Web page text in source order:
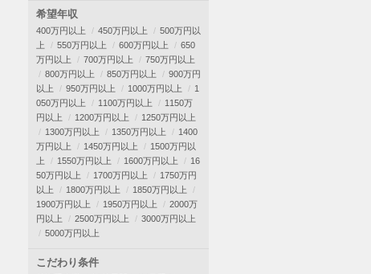
希望年収
400万円以上 450万円以上
500万円以
上
550万円以上 600万円以上
650
万円以上
700万円以上
750万円以上
800万円以上
850万円以上
900万円
以上
950万円以上 1000万円以上
1
050万円以上
1100万円以上
1150万
円以上
1200万円以上
1250万円以上
1300万円以上
1350万円以上
1400
万円以上
1450万円以上
1500万円以
上
1550万円以上 1600万円以上
16
50万円以上
1700万円以上
1750万円
以上
1800万円以上
1850万円以上
1900万円以上
1950万円以上
2000万
円以上
2500万円以上
3000万円以上
5000万円以上
こだわり条件